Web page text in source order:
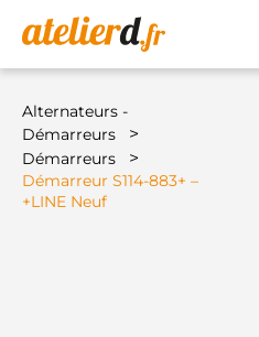
Alternateurs -
Démarreurs
>
Démarreurs >
Démarreur S114-883+ –
+LINE Neuf